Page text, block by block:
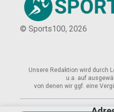
© Sports100, 2026
Unsere Redaktion wird durch
u.a. auf
von denen wir ggf. eine